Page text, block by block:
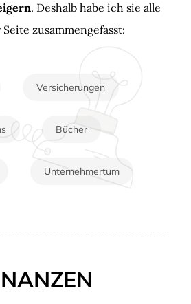
. Deshalb habe ich sie alle
zusammengefasst:
Versicherungen
Bücher
Unternehmertum